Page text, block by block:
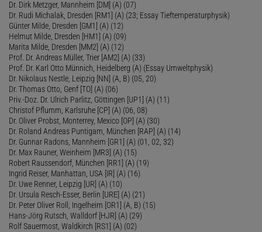
Dr. Dirk Metzger, Mannheim [DM] (A) (07)
Dr. Rudi Michalak, Dresden [RM1] (A) (23; Essay Tieftemperaturphysik)
Günter Milde, Dresden [GM1] (A) (12)
Helmut Milde, Dresden [HM1] (A) (09)
Marita Milde, Dresden [MM2] (A) (12)
Prof. Dr. Andreas Müller, Trier [AM2] (A) (33)
Prof. Dr. Karl Otto Münnich, Heidelberg (A) (Essay Umweltphysik)
Dr. Nikolaus Nestle, Leipzig [NN] (A, B) (05, 20)
Dr. Thomas Otto, Genf [TO] (A) (06)
Priv.-Doz. Dr. Ulrich Parlitz, Göttingen [UP1] (A) (11)
Christof Pflumm, Karlsruhe [CP] (A) (06, 08)
Dr. Oliver Probst, Monterrey, Mexico [OP] (A) (30)
Dr. Roland Andreas Puntigam, München [RAP] (A) (14)
Dr. Gunnar Radons, Mannheim [GR1] (A) (01, 02, 32)
Dr. Max Rauner, Weinheim [MR3] (A) (15)
Robert Raussendorf, München [RR1] (A) (19)
Ingrid Reiser, Manhattan, USA [IR] (A) (16)
Dr. Uwe Renner, Leipzig [UR] (A) (10)
Dr. Ursula Resch-Esser, Berlin [URE] (A) (21)
Dr. Peter Oliver Roll, Ingelheim [OR1] (A, B) (15)
Hans-Jörg Rutsch, Walldorf [HJR] (A) (29)
Rolf Sauermost, Waldkirch [RS1] (A) (02)